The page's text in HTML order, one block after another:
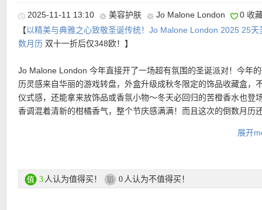
购买直达链接见此
★ Beyond会员折上85折优惠码：DEAL10非会员折上9折！
支付方式：信用卡(Visa / MasterCard / American Express)、
转账等
2025-11-11 13:10 美容护肤 Jo Malone London
0 收
【以精美与典雅之心致敬圣诞传统！Jo Malone London 2025 25天
数月历 双十一折后仅348欧！】
Jo Malone London 今年直接开了一场超有氛围的圣诞派对！今年
历灵感来自华丽的游戏转盘，外盒升级成秋冬限定的饰品收藏盒，
仪式感，还能拿来放饰品或香氛小物～冬天必回归的苦橙香水也登
香调混着清新的柑橘香气，整个节庆感满满！而且这次的倒数月历
尾草与海盐洁肤露100ml、丝柏与葡萄藤芳醇香水9ml、英国梨与小
展开
3 人认为值得买！ 0 人认为不值得买！